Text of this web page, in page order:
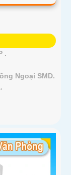
.
Ngoại SMD.